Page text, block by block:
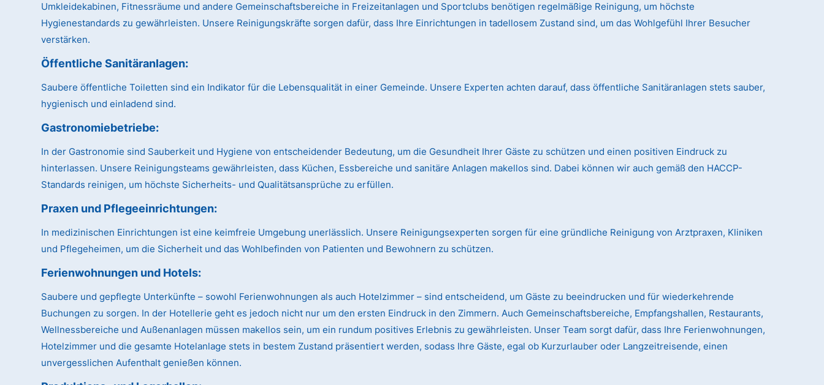
Umkleidekabinen, Fitnessräume und andere Gemeinschaftsbereiche in Freizeitanlagen und Sportclubs benötigen regelmäßige Reinigung, um höchste
Hygienestandards zu gewährleisten. Unsere Reinigungskräfte sorgen dafür, dass Ihre Einrichtungen in tadellosem Zustand sind, um das Wohlgefühl Ihrer Besucher
verstärken.
Öffentliche Sanitäranlagen:
Saubere öffentliche Toiletten sind ein Indikator für die Lebensqualität in einer Gemeinde. Unsere Experten achten darauf, dass öffentliche Sanitäranlagen stets sauber,
hygienisch und einladend sind.
Gastronomiebetriebe:
In der Gastronomie sind Sauberkeit und Hygiene von entscheidender Bedeutung, um die Gesundheit Ihrer Gäste zu schützen und einen positiven Eindruck zu
hinterlassen. Unsere Reinigungsteams gewährleisten, dass Küchen, Essbereiche und sanitäre Anlagen makellos sind. Dabei können wir auch gemäß den HACCP-
Standards reinigen, um höchste Sicherheits- und Qualitätsansprüche zu erfüllen.
Praxen und Pflegeeinrichtungen:
In medizinischen Einrichtungen ist eine keimfreie Umgebung unerlässlich. Unsere Reinigungsexperten sorgen für eine gründliche Reinigung von Arztpraxen, Kliniken
und Pflegeheimen, um die Sicherheit und das Wohlbefinden von Patienten und Bewohnern zu schützen.
Ferienwohnungen und Hotels:
Saubere und gepflegte Unterkünfte – sowohl Ferienwohnungen als auch Hotelzimmer – sind entscheidend, um Gäste zu beeindrucken und für wiederkehrende
Buchungen zu sorgen. In der Hotellerie geht es jedoch nicht nur um den ersten Eindruck in den Zimmern. Auch Gemeinschaftsbereiche, Empfangshallen, Restaurants,
Wellnessbereiche und Außenanlagen müssen makellos sein, um ein rundum positives Erlebnis zu gewährleisten. Unser Team sorgt dafür, dass Ihre Ferienwohnungen,
Hotelzimmer und die gesamte Hotelanlage stets in bestem Zustand präsentiert werden, sodass Ihre Gäste, egal ob Kurzurlauber oder Langzeitreisende, einen
unvergesslichen Aufenthalt genießen können.